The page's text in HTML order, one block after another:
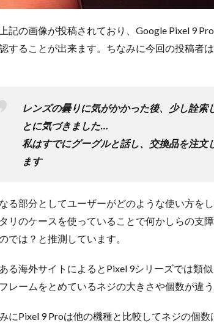
記の画像が投稿されており、Google Pixel 9
することが出来ます。ちなみに今回の投稿者
レンズの曇りに気がかかった後、少し詮
とに気づきました…
私はすでにグーグルと話し、交換品を注
ます
る部分としてユーザーがどのような使い方を
リのケースを使っていることで何かしらの支
では？と推測しています。
る海外サイトによるとPixel 9シリーズでは類
レームをとめているネジの大きさや個数が違
にPixel 9 Proは他の機種と比較してネジの個